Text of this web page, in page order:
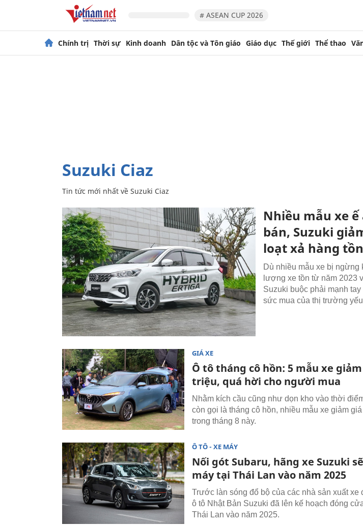
# ASEAN CUP 2026
Chính trị Thời sự Kinh doanh Dân tộc và Tôn giáo Giáo dục Thế giới Thể thao
Suzuki Ciaz
Tin tức mới nhất về Suzuki Ciaz
Nhiều mẫu xe
bán, Suzuki
loạt xả hàng tồn
Dù nhiều mẫu xe bị ngừng
lượng xe tồn từ năm 2023
Suzuki buộc phải mạnh
sức mua của thị trường
GIÁ XE
Ô tô tháng cô hồn: 5 mẫu xe
triệu, quá hời cho người mua
Nhằm kích cầu cũng như dọn kho vào thời
còn gọi là tháng cô hồn, nhiều mẫu xe giảm
trong tháng 8 này.
Ô TÔ - XE MÁY
Nối gót Subaru, hãng xe Suzuki
máy tại Thái Lan vào năm 2025
Trước làn sóng đổ bộ của các nhà sản xuất xe
ô tô Nhật Bản Suzuki đã lên kế hoạch đóng
Thái Lan vào năm 2025.